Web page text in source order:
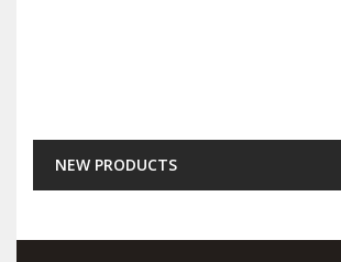
NEW PRODUCTS